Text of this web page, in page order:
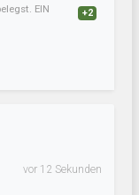
EIN
+2
vor 12 Sekunden